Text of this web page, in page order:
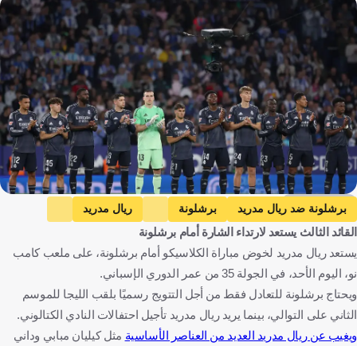
Getty Images
برشلونة ضد ريال مدريد برشلونة
ريال مدريد
الدوري الإسباني
فينيسيوس جونيور
داني كارفاخال
فيديريكو فالفيردي
إسبانيا البرازيل أورغواي كرة قدم
القائد الثالث يستعد لارتداء الشارة أمام برشلونة
يستعد ريال مدريد لخوض مباراة الكلاسيكو أمام برشلونة، على ملعب كامب
نو، اليوم الأحد، في الجولة 35 من عمر الدوري الإسباني.
ويحتاج برشلونة للتعادل فقط من أجل التتويج رسميًا بلقب الليجا للموسم
الثاني على التوالي، بينما يريد ريال مدريد تأجيل احتفالات النادي الكتالوني.
ويغيب عن ريال مدريد العديد من العناصر الأساسية مثل كيليان مبابي وداني